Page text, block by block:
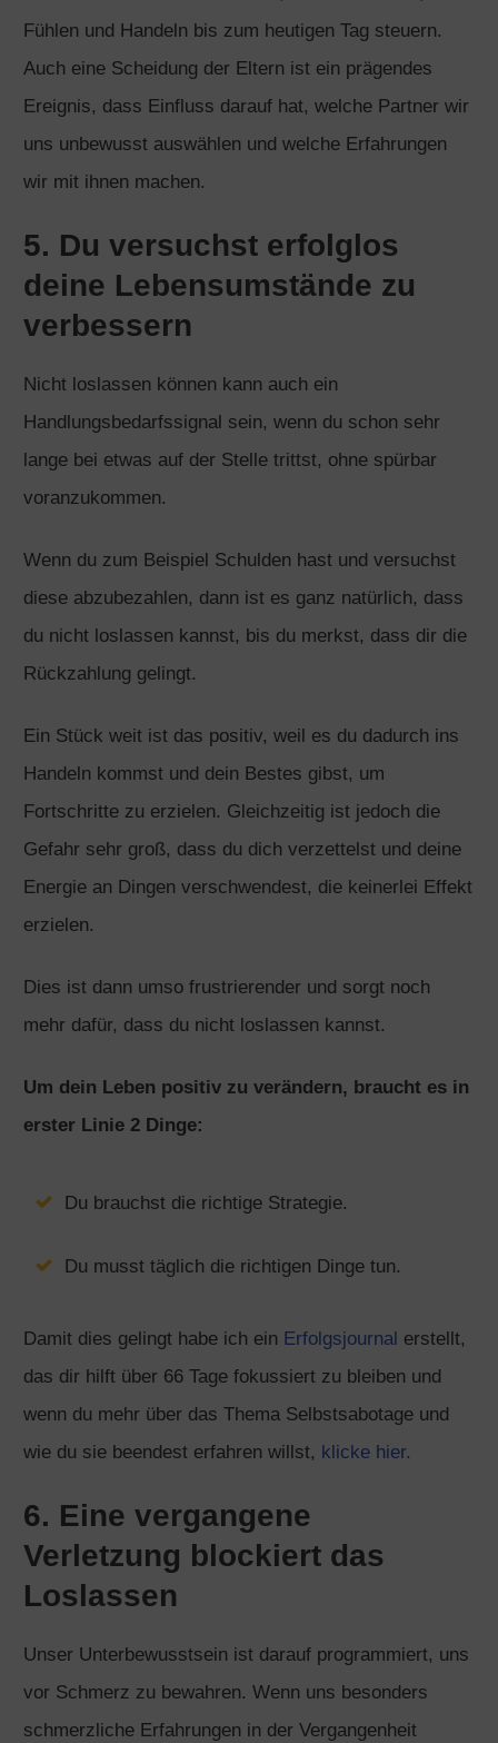
Fühlen und Handeln bis zum heutigen Tag steuern.
Auch eine Scheidung der Eltern ist ein prägendes
Ereignis, dass Einfluss darauf hat, welche Partner wir
uns unbewusst auswählen und welche Erfahrungen
wir mit ihnen machen.
5. Du versuchst erfolglos
deine Lebensumstände zu
verbessern
Nicht loslassen können kann auch ein
Handlungsbedarfssignal sein, wenn du schon sehr
lange bei etwas auf der Stelle trittst, ohne spürbar
voranzukommen.
Wenn du zum Beispiel Schulden hast und versuchst
diese abzubezahlen, dann ist es ganz natürlich, dass
du nicht loslassen kannst, bis du merkst, dass dir die
Rückzahlung gelingt.
Ein Stück weit ist das positiv, weil es du dadurch ins
Handeln kommst und dein Bestes gibst, um
Fortschritte zu erzielen. Gleichzeitig ist jedoch die
Gefahr sehr groß, dass du dich verzettelst und deine
Energie an Dingen verschwendest, die keinerlei Effekt
erzielen.
Dies ist dann umso frustrierender und sorgt noch
mehr dafür, dass du nicht loslassen kannst.
Um dein Leben positiv zu verändern, braucht es in
erster Linie 2 Dinge:
Du brauchst die richtige Strategie.
Du musst täglich die richtigen Dinge tun.
Damit dies gelingt habe ich ein Erfolgsjournal erstellt,
das dir hilft über 66 Tage fokussiert zu bleiben und
wenn du mehr über das Thema Selbstsabotage und
wie du sie beendest erfahren willst, klicke hier.
6. Eine vergangene
Verletzung blockiert das
Loslassen
Unser Unterbewusstsein ist darauf programmiert, uns
vor Schmerz zu bewahren. Wenn uns besonders
schmerzliche Erfahrungen in der Vergangenheit